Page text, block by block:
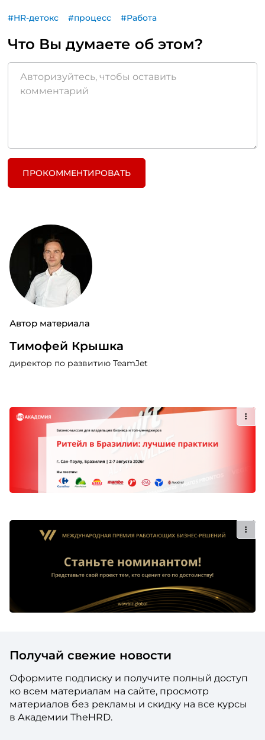
Автор материала
Тимофей Крышка
директор по развитию TeamJet
#HR-детокс #процесс #Работа
Что Вы думаете об этом?
ПРОКОММЕНТИРОВАТЬ
Получай свежие новости
Оформите подписку и получите полный доступ
ко всем материалам на сайте, просмотр
материалов без рекламы и скидку на все курсы
в Академии TheHRD.